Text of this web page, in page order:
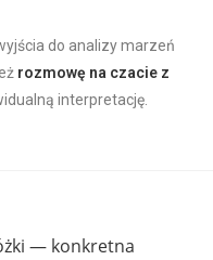
do analizy marzeń
rozmowę na czacie z
interpretację.
— konkretna